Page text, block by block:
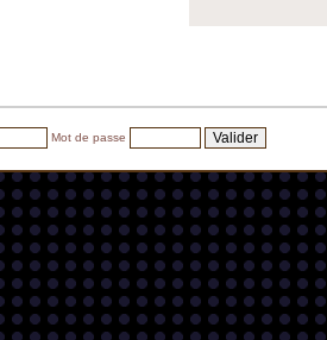
Mot de passe